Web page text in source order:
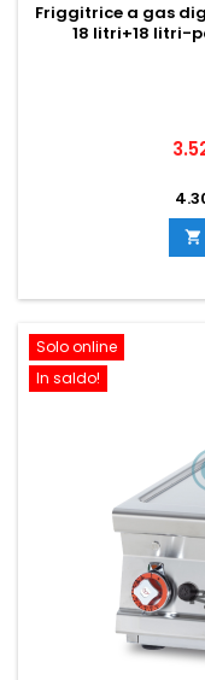
Friggitrice a gas
18 litri+18 litri-

Solo online
In saldo!